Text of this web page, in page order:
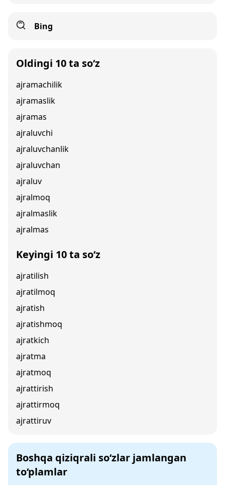
Bing
Oldingi 10 ta so‘z
ajramachilik
ajramaslik
ajramas
ajraluvchi
ajraluvchanlik
ajraluvchan
ajraluv
ajralmoq
ajralmaslik
ajralmas
Keyingi 10 ta so‘z
ajratilish
ajratilmoq
ajratish
ajratishmoq
ajratkich
ajratma
ajratmoq
ajrattirish
ajrattirmoq
ajrattiruv
Boshqa qiziqrali so‘zlar jamlangan
to‘plamlar